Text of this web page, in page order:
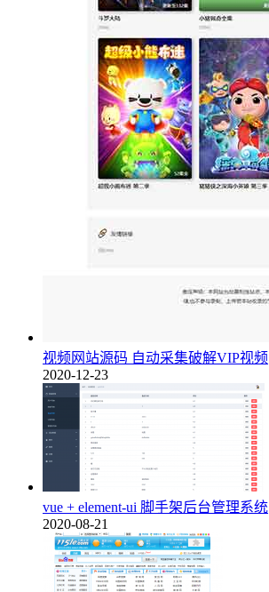
视频网站源码 自动采集破解VIP视频
2020-12-23
vue + element-ui 脚手架后台管理系统
2020-08-21